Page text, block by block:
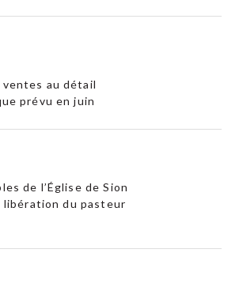
au détail
prévu en juin
de l’Église de Sion
libération du pasteur